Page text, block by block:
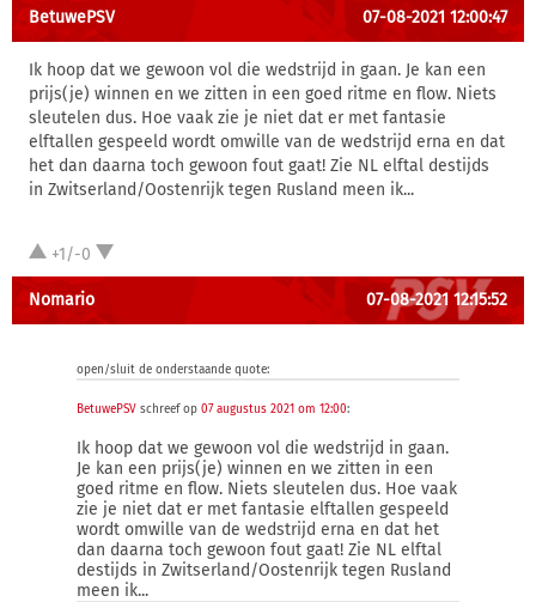
BetuwePSV 07-08-2021 12:00:47
Ik hoop dat we gewoon vol die wedstrijd in gaan. Je kan een
prijs(je) winnen en we zitten in een goed ritme en flow. Niets
sleutelen dus. Hoe vaak zie je niet dat er met fantasie
elftallen gespeeld wordt omwille van de wedstrijd erna en dat
het dan daarna toch gewoon fout gaat! Zie NL elftal destijds
in Zwitserland/Oostenrijk tegen Rusland meen ik...
+1/-0
Nomario 07-08-2021 12:15:52
open/sluit de onderstaande quote:
BetuwePSV schreef op 07 augustus 2021 om 12:00:
Ik hoop dat we gewoon vol die wedstrijd in gaan.
Je kan een prijs(je) winnen en we zitten in een
goed ritme en flow. Niets sleutelen dus. Hoe vaak
zie je niet dat er met fantasie elftallen gespeeld
wordt omwille van de wedstrijd erna en dat het
dan daarna toch gewoon fout gaat! Zie NL elftal
destijds in Zwitserland/Oostenrijk tegen Rusland
meen ik...